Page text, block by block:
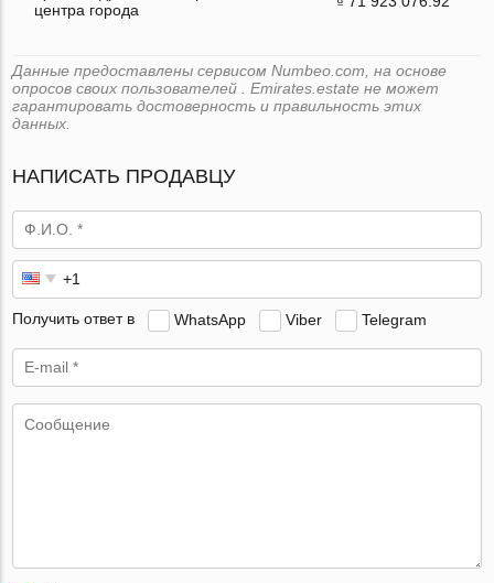
центра города
Данные предоставлены сервисом Numbeo.com, на основе
опросов своих пользователей . Emirates.estate не может
гарантировать достоверность и правильность этих
данных.
НАПИСАТЬ ПРОДАВЦУ
Получить ответ в WhatsApp Viber Telegram